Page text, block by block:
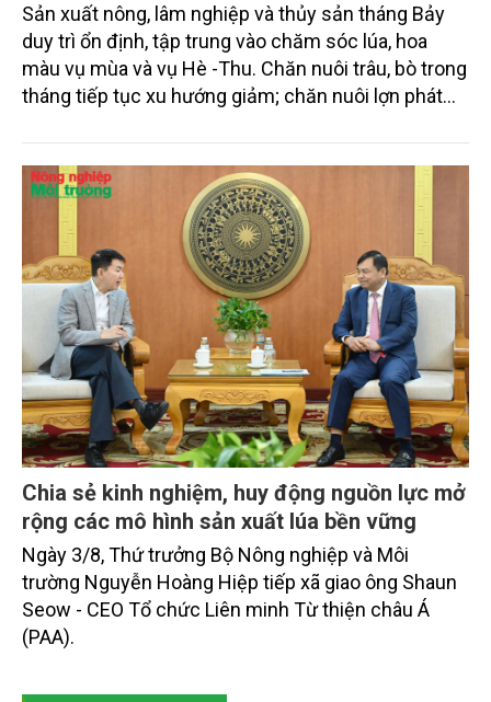
Sản xuất nông, lâm nghiệp và thủy sản tháng Bảy
duy trì ổn định, tập trung vào chăm sóc lúa, hoa
màu vụ mùa và vụ Hè -Thu. Chăn nuôi trâu, bò trong
tháng tiếp tục xu hướng giảm; chăn nuôi lợn phát
trưởng khá. Diện tích rừng trồng mới và sản lượng
thủy sản đều tăng nhẹ.
Chia sẻ kinh nghiệm, huy động nguồn lực mở
rộng các mô hình sản xuất lúa bền vững
Ngày 3/8, Thứ trưởng Bộ Nông nghiệp và Môi
trường Nguyễn Hoàng Hiệp tiếp xã giao ông Shaun
Seow - CEO Tổ chức Liên minh Từ thiện châu Á
(PAA).